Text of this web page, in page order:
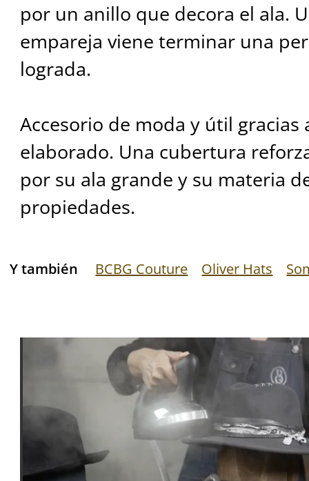
por un anillo que decora el ala.
empareja viene terminar una
lograda.
Accesorio de moda y útil
elaborado. Una cubertura
por su ala grande y su materia
propiedades.
Y también BCBG Couture Oliver Hats